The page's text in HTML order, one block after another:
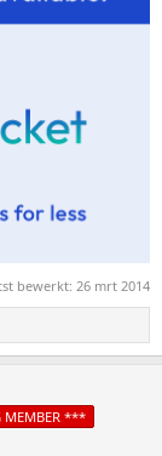
bewerkt: 26 mrt 2014
MEMBER ***